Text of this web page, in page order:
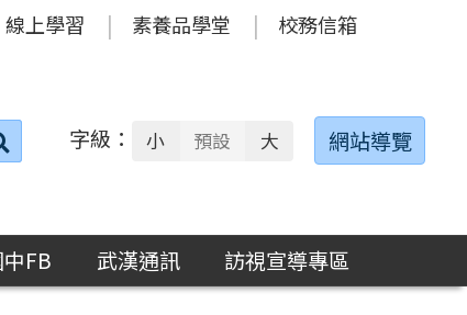
線上學習 素養品學堂 校務信箱
搜
字級： 小 預設 大 網站導覽
FB 武漢通訊
訪視宣導專區